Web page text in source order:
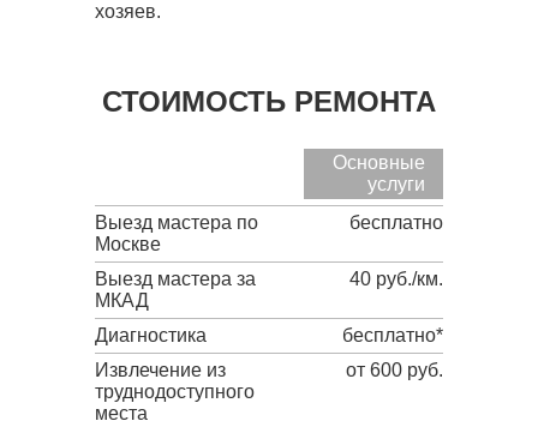
хозяев.
СТОИМОСТЬ РЕМОНТА
Основные
услуги
Выезд мастера по
Москве
бесплатно
Выезд мастера за
МКАД
40 руб./км.
Диагностика
бесплатно*
Извлечение из
труднодоступного
места
от 600 руб.